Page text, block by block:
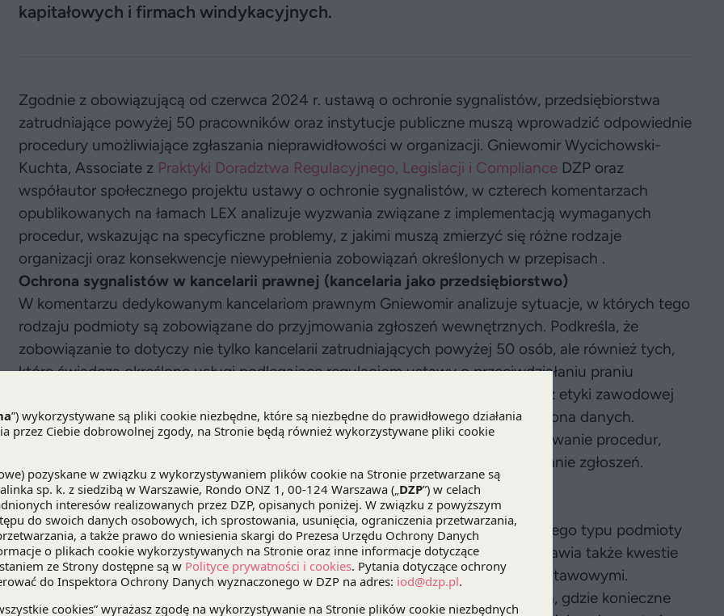
kapitałowych i firmach windykacyjnych.
Zgodnie z obowiązującą od czerwca 2024 r. ustawą o ochronie sygnalistów, przedsiębiorstwa
zatrudniające powyżej 50 pracowników oraz instytucje publiczne muszą wprowadzić odpowiednie
procedury umożliwiające zgłaszania nieprawidłowości w organizacji. Gniewomir Wycichowski-
Kuchta, Associate z Praktyki Doradztwa Regulacyjnego, Legislacji i Compliance DZP oraz
współautor społecznego projektu ustawy o ochronie sygnalistów, w czterech komentarzach
opublikowanych na łamach LEX analizuje wyzwania związane z implementacją wymaganych
procedur, wskazując na specyficzne problemy, z jakimi muszą zmierzyć się różne rodzaje
organizacji oraz konsekwencje niewypełnienia zobowiązań określonych w przepisach .
Ochrona sygnalistów w kancelarii prawnej (kancelaria jako przedsiębiorstwo)
W komentarzu dedykowanym kancelariom prawnym Gniewomir analizuje sytuacje, w których tego
rodzaju podmioty są zobowiązane do przyjmowania zgłoszeń wewnętrznych. Podkreśla, że
zobowiązanie to dotyczy nie tylko kancelarii zatrudniających powyżej 50 osób, ale również tych,
które świadczą określone usługi podlegające regulacjom ustawy o przeciwdziałaniu praniu
pieniędzy (AML). Ekspert zwraca uwagę na szczególne wyzwania wynikające z etyki zawodowej
oraz specyfiki organizacyjnej kancelarii, takich jak poufność zgłoszeń czy ochrona danych.
Przedstawia też praktyczne kroki, jakie muszą podjąć kancelarie, w tym opracowanie procedur,
przeprowadzenie szkoleń oraz wyznaczenie osób odpowiedzialnych za odbieranie zgłoszeń.
Komentarz dostępny wLEX.
Zgłoszenia wewnętrzne w grupie kapitałowej - jak zorganizować proces?
Z kolei w publikacji dotyczącej grup kapitałowych prawnik DZP wskazuje, jak tego typu podmioty
mogą efektywnie zorganizować procesy związane z ochroną sygnalistów. Omawia także kwestie
wspólnych procedur, centralizacji zgłoszeń oraz ich zgodności z wymogami ustawowymi.
Szczególną uwagę poświęca specyfice międzynarodowych grup kapitałowych, gdzie konieczne